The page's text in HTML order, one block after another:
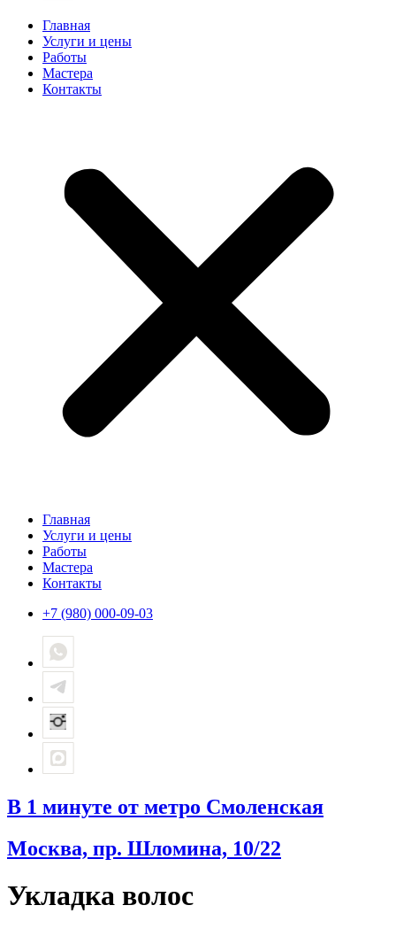
Главная
Услуги и цены
Работы
Мастера
Контакты
Главная
Услуги и цены
Работы
Мастера
Контакты
+7 (980) 000-09-03
В 1 минуте от метро Смоленская
Москва, пр. Шломина, 10/22
Укладка волос